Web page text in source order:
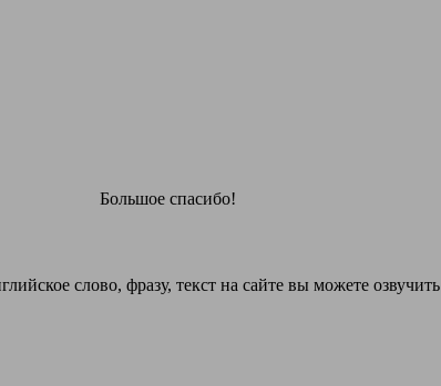
Большое спасибо!
слово, фразу, текст на сайте вы можете озвучить